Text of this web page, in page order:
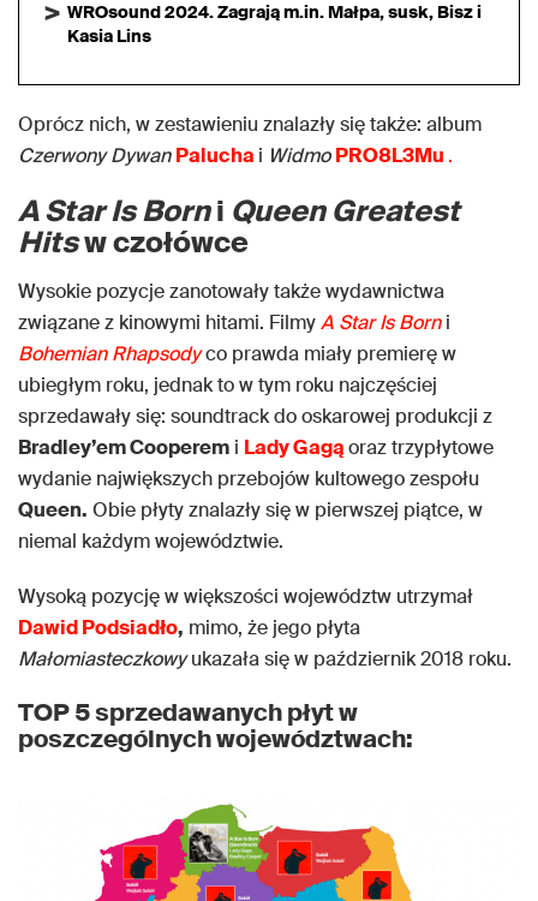
WROsound 2024. Zagrają m.in. Małpa, susk, Bisz i
Kasia Lins
Oprócz nich, w zestawieniu znalazły się także: album
Czerwony Dywan Palucha i Widmo PRO8L3Mu .
A Star Is Borni Queen Greatest
Hitsw czołówce
Wysokie pozycje zanotowały także wydawnictwa
związane z kinowymi hitami. FilmyA Star Is Borni
Bohemian Rhapsodyco prawda miały premierę w
ubiegłym roku, jednak to w tym roku najczęściej
sprzedawały się: soundtrack do oskarowej produkcji z
Bradley’em Cooperem i Lady Gagąoraz trzypłytowe
wydanie największych przebojów kultowego zespołu
Queen. Obie płyty znalazły się w pierwszej piątce, w
niemal każdym województwie.
Wysoką pozycję w większości województw utrzymał
Dawid Podsiadło, mimo, że jego płyta
Małomiasteczkowyukazała się w październik 2018 roku.
TOP 5 sprzedawanych płyt w
poszczególnych województwach: